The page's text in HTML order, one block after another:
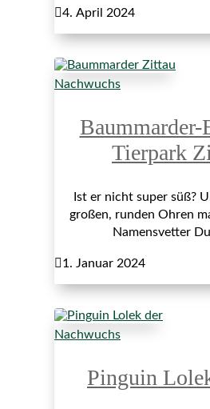
4. April 2024
Nachwuchs
Tierpark
Ist er nicht super süß?
großen, runden Ohren
Namensvetter
1. Januar 2024
Nachwuchs
Pinguin